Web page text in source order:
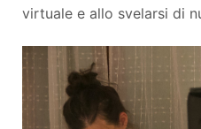
virtuale e allo svelarsi di